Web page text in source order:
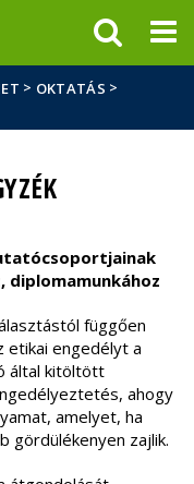
> OKTATÁS >
diplomamunkához
függően
etikai engedélyt a
által kitöltött
ahogy
amelyet, ha
gördülékenyen zajlik.